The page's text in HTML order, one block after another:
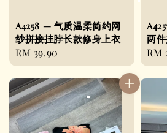
A4258 — 气质温柔简约网
纱拼接挂脖长款修身上衣
Regular
price
RM 39.90
两
RM